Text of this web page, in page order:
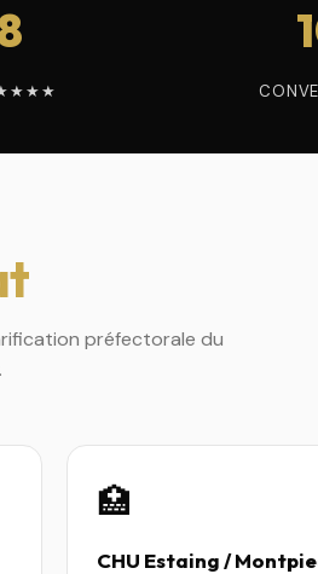
préfectorale du
🏥
CHU Estaing /